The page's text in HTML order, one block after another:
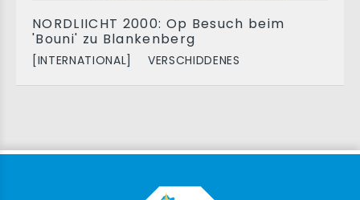
NORDLIICHT 2000: Op Besuch beim
'Bouni' zu Blankenberg
[INTERNATIONAL] VERSCHIDDENES